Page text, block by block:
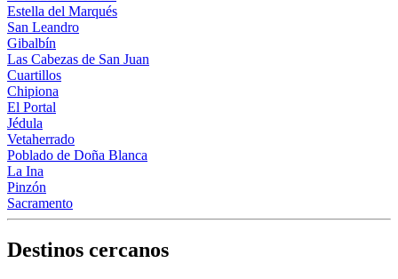
Estella del Marqués
San Leandro
Gibalbín
Las Cabezas de San Juan
Cuartillos
Chipiona
El Portal
Jédula
Vetaherrado
Poblado de Doña Blanca
La Ina
Pinzón
Sacramento
Destinos cercanos